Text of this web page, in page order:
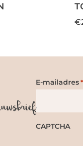
E-mailadres *
CAPTCHA